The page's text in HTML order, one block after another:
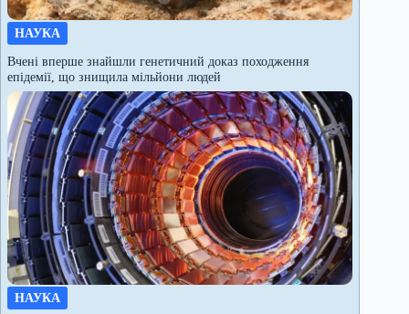
НАУКА
Вчені вперше знайшли генетичний доказ походження
епідемії, що знищила мільйони людей
НАУКА